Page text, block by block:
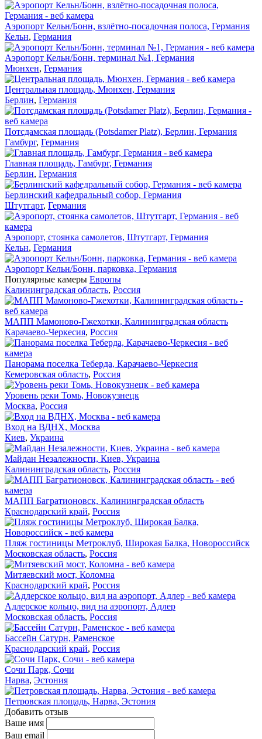
Аэропорт Кельн/Бонн, взлётно-посадочная полоса, Германия
Кельн, Германия
Аэропорт Кельн/Бонн, терминал №1, Германия
Мюнхен, Германия
Центральная площадь, Мюнхен, Германия
Берлин, Германия
Потсдамская площадь (Potsdamer Platz), Берлин, Германия
Гамбург, Германия
Главная площадь, Гамбург, Германия
Берлин, Германия
Берлинский кафедральный собор, Германия
Штутгарт, Германия
Аэропорт, стоянка самолетов, Штутгарт, Германия
Кельн, Германия
Аэропорт Кельн/Бонн, парковка, Германия
Популярные камеры Европы
Калининградская область, Россия
МАПП Мамоново-Гжехотки, Калининградская область
Карачаево-Черкесия, Россия
Панорама поселка Теберда, Карачаево-Черкесия
Кемеровская область, Россия
Уровень реки Томь, Новокузнецк
Москва, Россия
Вход на ВДНХ, Москва
Киев, Украина
Майдан Незалежности, Киев, Украина
Калининградская область, Россия
МАПП Багратионовск, Калининградская область
Краснодарский край, Россия
Пляж гостиницы Метроклуб, Широкая Балка, Новороссийск
Московская область, Россия
Митяевский мост, Коломна
Краснодарский край, Россия
Адлерское кольцо, вид на аэропорт, Адлер
Московская область, Россия
Бассейн Сатурн, Раменское
Краснодарский край, Россия
Сочи Парк, Сочи
Нарва, Эстония
Петровская площадь, Нарва, Эстония
Добавить отзыв
Ваше имя
Ваш email